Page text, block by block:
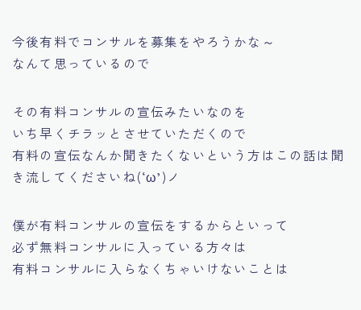
今後有料でコンサルを募集をやろうかな～
なんて思っているので
その有料コンサルの宣伝みたいなのを
いち早くチラッとさせていただくので
有料の宣伝なんか聞きたくないという方はこの話は聞
き流してくださいね(‘ω’)ノ
僕が有料コンサルの宣伝をするからといって
必ず無料コンサルに入っている方々は
有料コンサルに入らなくちゃいけないことは